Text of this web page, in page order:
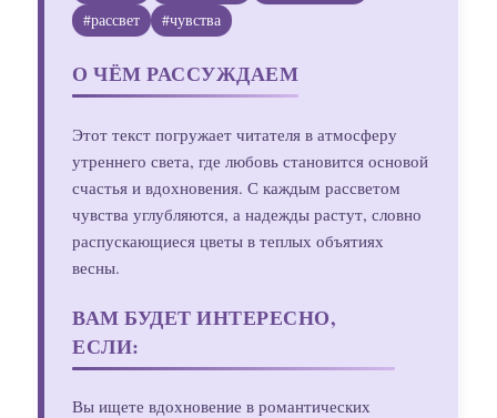
#рассвет
#чувства
О ЧЁМ РАССУЖДАЕМ
Этот текст погружает читателя в атмосферу
утреннего света, где любовь становится основой
счастья и вдохновения. С каждым рассветом
чувства углубляются, а надежды растут, словно
распускающиеся цветы в теплых объятиях
весны.
ВАМ БУДЕТ ИНТЕРЕСНО,
ЕСЛИ:
Вы ищете вдохновение в романтических